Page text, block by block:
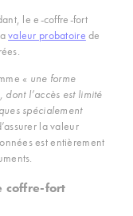
le e-coffre-fort
valeur probatoire de
« une forme
l’accès est limité
spécialement
la valeur
est entièrement
coffre-fort